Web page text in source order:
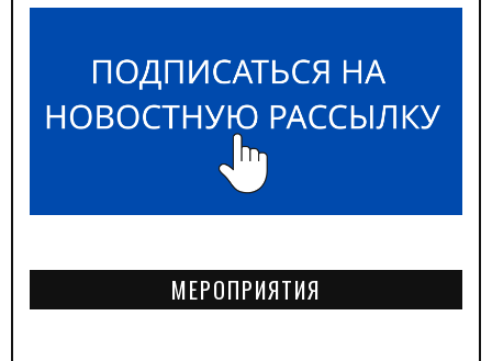
МЕРОПРИЯТИЯ